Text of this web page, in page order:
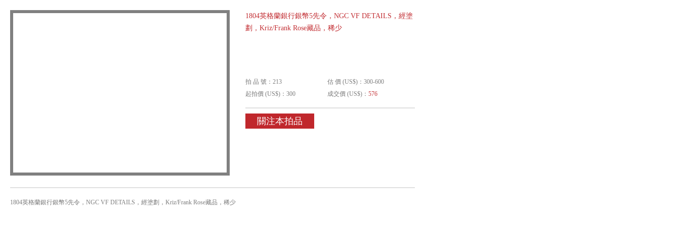
1804英格蘭銀行銀幣5先令，NGC VF DETAILS，經塗
劃，Kriz/Frank Rose藏品，稀少
拍 品 號：213
估 價 (US$)：300-600
起拍價 (US$)：300
成交價 (US$)： 576
關注本拍品
1804英格蘭銀行銀幣5先令，NGC VF DETAILS，經塗劃，Kriz/Frank Rose藏品，稀少